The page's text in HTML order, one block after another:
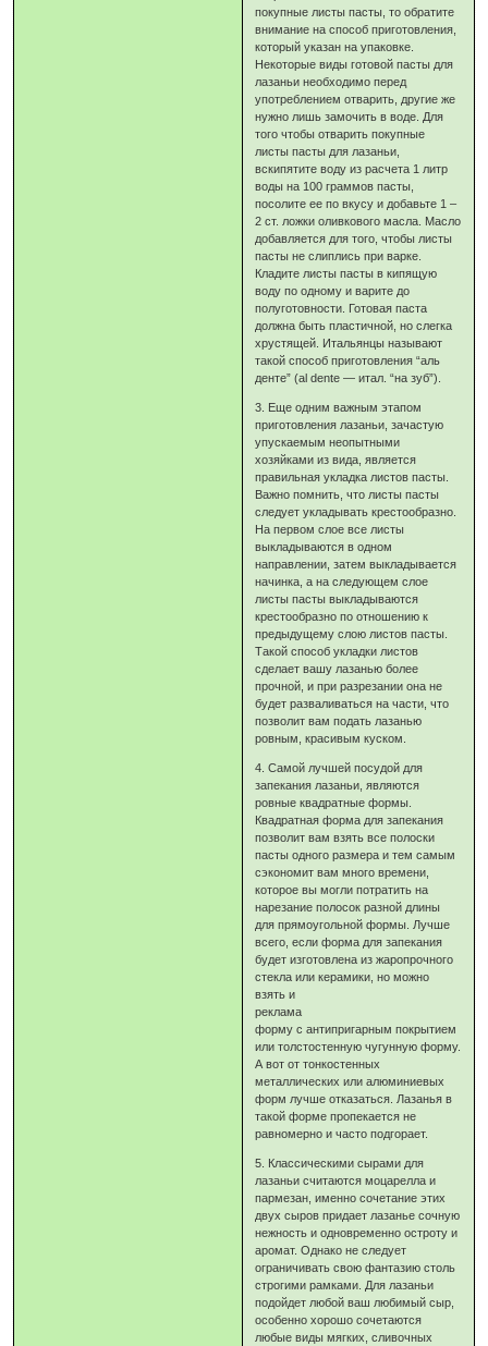
покупные листы пасты, то обратите
внимание на способ приготовления,
который указан на упаковке.
Некоторые виды готовой пасты для
лазаньи необходимо перед
употреблением отварить, другие же
нужно лишь замочить в воде. Для
того чтобы отварить покупные
листы пасты для лазаньи,
вскипятите воду из расчета 1 литр
воды на 100 граммов пасты,
посолите ее по вкусу и добавьте 1 –
2 ст. ложки оливкового масла. Масло
добавляется для того, чтобы листы
пасты не слиплись при варке.
Кладите листы пасты в кипящую
воду по одному и варите до
полуготовности. Готовая паста
должна быть пластичной, но слегка
хрустящей. Итальянцы называют
такой способ приготовления “аль
денте” (al dente — итал. “на зуб”).
3. Еще одним важным этапом
приготовления лазаньи, зачастую
упускаемым неопытными
хозяйками из вида, является
правильная укладка листов пасты.
Важно помнить, что листы пасты
следует укладывать крестообразно.
На первом слое все листы
выкладываются в одном
направлении, затем выкладывается
начинка, а на следующем слое
листы пасты выкладываются
крестообразно по отношению к
предыдущему слою листов пасты.
Такой способ укладки листов
сделает вашу лазанью более
прочной, и при разрезании она не
будет разваливаться на части, что
позволит вам подать лазанью
ровным, красивым куском.
4. Самой лучшей посудой для
запекания лазаньи, являются
ровные квадратные формы.
Квадратная форма для запекания
позволит вам взять все полоски
пасты одного размера и тем самым
сэкономит вам много времени,
которое вы могли потратить на
нарезание полосок разной длины
для прямоугольной формы. Лучше
всего, если форма для запекания
будет изготовлена из жаропрочного
стекла или керамики, но можно
взять и
реклама
форму с антипригарным покрытием
или толстостенную чугунную форму.
А вот от тонкостенных
металлических или алюминиевых
форм лучше отказаться. Лазанья в
такой форме пропекается не
равномерно и часто подгорает.
5. Классическими сырами для
лазаньи считаются моцарелла и
пармезан, именно сочетание этих
двух сыров придает лазанье сочную
нежность и одновременно остроту и
аромат. Однако не следует
ограничивать свою фантазию столь
строгими рамками. Для лазаньи
подойдет любой ваш любимый сыр,
особенно хорошо сочетаются
любые виды мягких, сливочных